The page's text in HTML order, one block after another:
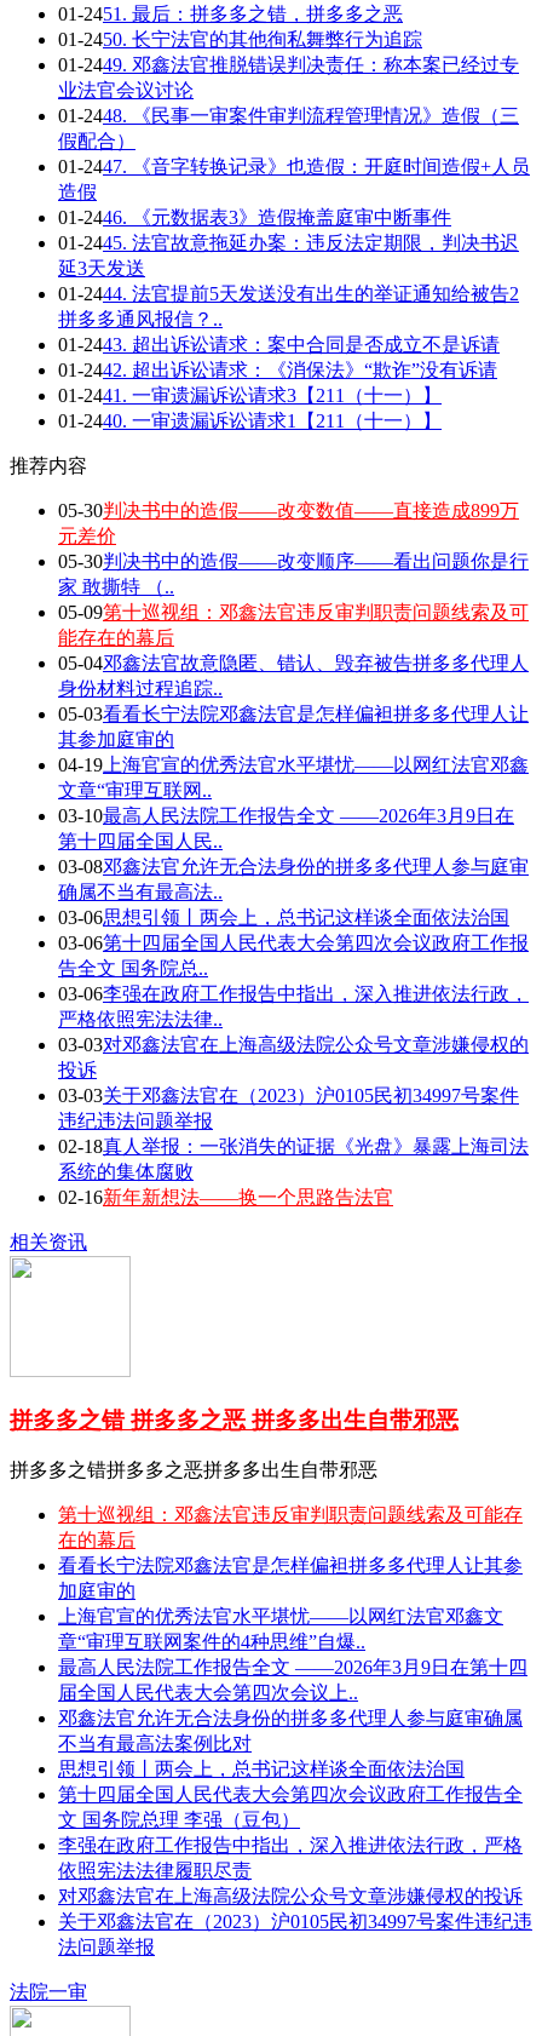
01-2451. 最后：拼多多之错，拼多多之恶
01-2450. 长宁法官的其他徇私舞弊行为追踪
01-2449. 邓鑫法官推脱错误判决责任：称本案已经过专
业法官会议讨论
01-2448. 《民事一审案件审判流程管理情况》造假（三
假配合）
01-2447. 《音字转换记录》也造假：开庭时间造假+人员
造假
01-2446. 《元数据表3》造假掩盖庭审中断事件
01-2445. 法官故意拖延办案：违反法定期限，判决书迟
延3天发送
01-2444. 法官提前5天发送没有出生的举证通知给被告2
拼多多通风报信？..
01-2443. 超出诉讼请求：案中合同是否成立不是诉请
01-2442. 超出诉讼请求：《消保法》“欺诈”没有诉请
01-2441. 一审遗漏诉讼请求3【211（十一）】
01-2440. 一审遗漏诉讼请求1【211（十一）】
推荐内容
05-30判决书中的造假——改变数值——直接造成899万
元差价
05-30判决书中的造假——改变顺序——看出问题你是行
家 敢撕特 （..
05-09第十巡视组：邓鑫法官违反审判职责问题线索及可
能存在的幕后
05-04邓鑫法官故意隐匿、错认、毁弃被告拼多多代理人
身份材料过程追踪..
05-03看看长宁法院邓鑫法官是怎样偏袒拼多多代理人让
其参加庭审的
04-19 上海官宣的优秀法官水平堪忧——以网红法官邓鑫
文章“审理互联网..
03-10最高人民法院工作报告全文 ——2026年3月9日在
第十四届全国人民..
03-08邓鑫法官允许无合法身份的拼多多代理人参与庭审
确属不当有最高法..
03-06思想引领丨两会上，总书记这样谈全面依法治国
03-06第十四届全国人民代表大会第四次会议政府工作报
告全文 国务院总..
03-06李强在政府工作报告中指出，深入推进依法行政，
严格依照宪法法律..
03-03对邓鑫法官在上海高级法院公众号文章涉嫌侵权的
投诉
03-03关于邓鑫法官在（2023）沪0105民初34997号案件
违纪违法问题举报
02-18真人举报：一张消失的证据《光盘》暴露上海司法
系统的集体腐败
02-16新年新想法——换一个思路告法官
相关资讯
拼多多之错 拼多多之恶 拼多多出生自带邪恶
拼多多之错拼多多之恶拼多多出生自带邪恶
第十巡视组：邓鑫法官违反审判职责问题线索及可能存
在的幕后
看看长宁法院邓鑫法官是怎样偏袒拼多多代理人让其参
加庭审的
上海官宣的优秀法官水平堪忧——以网红法官邓鑫文
章“审理互联网案件的4种思维”自爆..
最高人民法院工作报告全文 ——2026年3月9日在第十四
届全国人民代表大会第四次会议上..
邓鑫法官允许无合法身份的拼多多代理人参与庭审确属
不当有最高法案例比对
思想引领丨两会上，总书记这样谈全面依法治国
第十四届全国人民代表大会第四次会议政府工作报告全
文 国务院总理 李强（豆包）
李强在政府工作报告中指出，深入推进依法行政，严格
依照宪法法律履职尽责
对邓鑫法官在上海高级法院公众号文章涉嫌侵权的投诉
关于邓鑫法官在（2023）沪0105民初34997号案件违纪违
法问题举报
法院一审